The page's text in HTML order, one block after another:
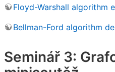
Floyd-Warshall algorithm
Bellman-Ford algorithm
Seminář 3: